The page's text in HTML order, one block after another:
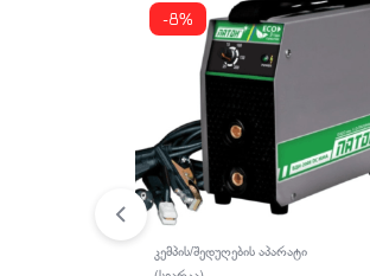
-8%
კემპის/შედუღების აპარატი